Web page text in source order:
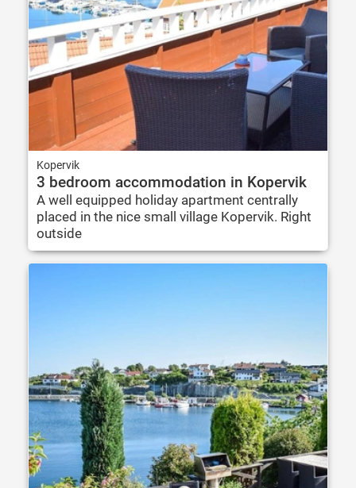
Kopervik
3 bedroom accommodation in Kopervik
A well equipped holiday apartment centrally
placed in the nice small village Kopervik. Right
outside